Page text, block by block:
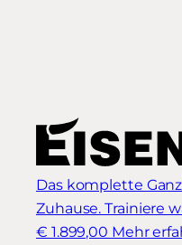
Das komplette
Zuhause. Trainiere
€ 1.899,00 Mehr